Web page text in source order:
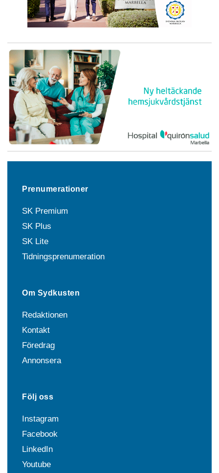
Prenumerationer
SK Premium
SK Plus
SK Lite
Tidningsprenumeration
Om Sydkusten
Redaktionen
Kontakt
Föredrag
Annonsera
Följ oss
Instagram
Facebook
LinkedIn
Youtube